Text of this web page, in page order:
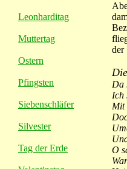
Leonharditag
Muttertag
Ostern
Pfingsten
Siebenschläfer
Silvester
Tag der Erde
der
Da
Ich
Mit
O